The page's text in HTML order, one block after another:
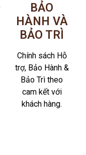
BẢO
HÀNH VÀ
BẢO TRÌ
Chính sách Hỗ
trợ, Bảo Hành &
Bảo Trì theo
cam kết với
khách hàng.